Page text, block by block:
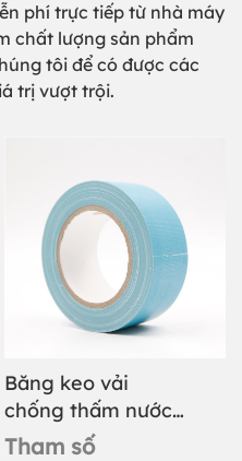
phí trực tiếp từ nhà máy
chất lượng sản phẩm
tôi để có được các
trị vượt trội.
Băng keo vải
chống thấm nước
nhiều màu sắc
Tham số